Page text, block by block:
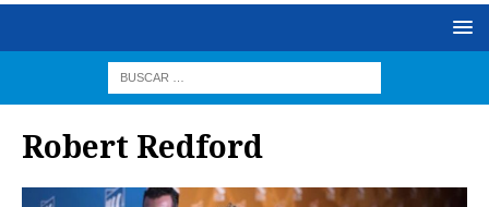
Robert Redford